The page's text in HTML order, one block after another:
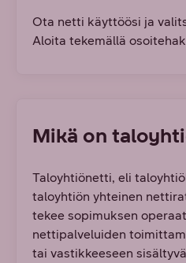
Ota netti käyttöösi ja
Aloita tekemällä
Mikä on
Taloyhtiönetti, eli
taloyhtiön yhteinen
tekee sopimuksen
nettipalveluiden
tai vastikkeeseen